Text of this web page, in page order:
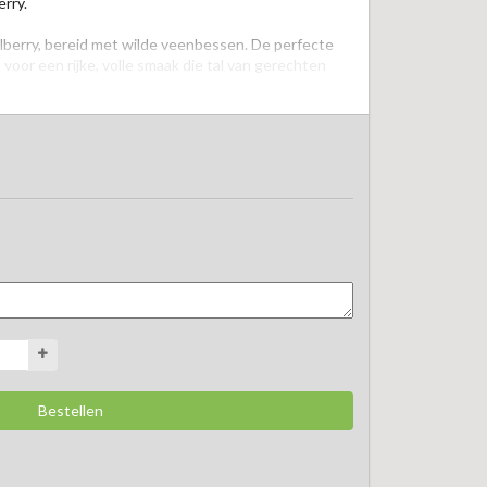
bereid met wilde veenbessen. De perfecte
een rijke, volle smaak die tal van gerechten
en toast met paté. Ook onmisbaar op een